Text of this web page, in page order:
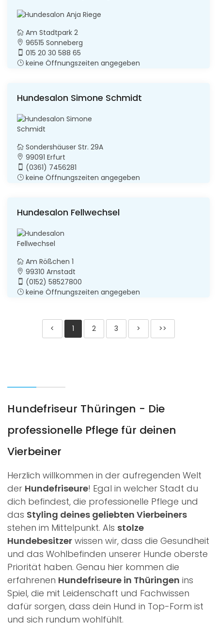
Am Stadtpark 2
96515 Sonneberg
015 20 30 588 65
keine Öffnungszeiten angegeben
Hundesalon Simone Schmidt
Sondershäuser Str. 29A
99091 Erfurt
(0361) 7456281
keine Öffnungszeiten angegeben
Hundesalon Fellwechsel
Am Rößchen 1
99310 Arnstadt
(0152) 58527800
keine Öffnungszeiten angegeben
< 1 2 3 > >>
Hundefriseur Thüringen - Die
professionelle Pflege für deinen
Vierbeiner
Herzlich willkommen in der aufregenden Welt
der Hundefriseure! Egal in welcher Stadt du
dich befindest, die professionelle Pflege und
das Styling deines geliebten Vierbeiners
stehen im Mittelpunkt. Als stolze
Hundebesitzer wissen wir, dass die Gesundheit
und das Wohlbefinden unserer Hunde oberste
Priorität haben. Genau hier kommen die
erfahrenen Hundefriseure in Thüringen ins
Spiel, die mit Leidenschaft und Fachwissen
dafür sorgen, dass dein Hund in Top-Form ist
und sich rundum wohlfühlt.